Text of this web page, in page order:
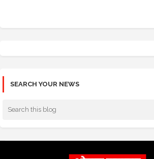
SEARCH YOUR NEWS